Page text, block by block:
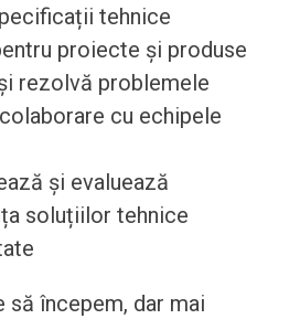
tehnice
proiecte și produse
rezolvă problemele
cu echipele
și evaluează
soluțiilor tehnice
să începem, dar mai